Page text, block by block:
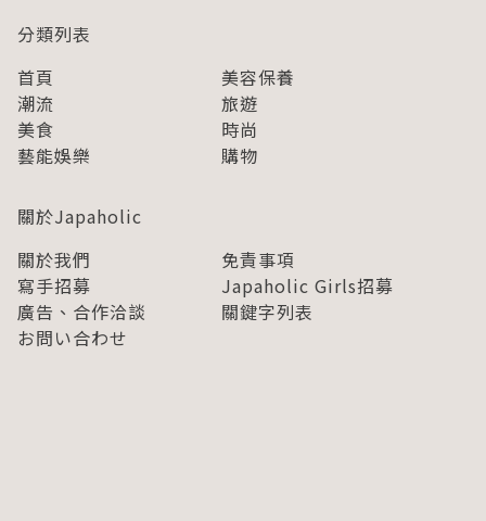
分類列表
首頁
美容保養
潮流
旅遊
美食
時尚
藝能娛樂
購物
關於Japaholic
關於我們
免責事項
寫手招募
Japaholic Girls招募
廣告、合作洽談
關鍵字列表
お問い合わせ